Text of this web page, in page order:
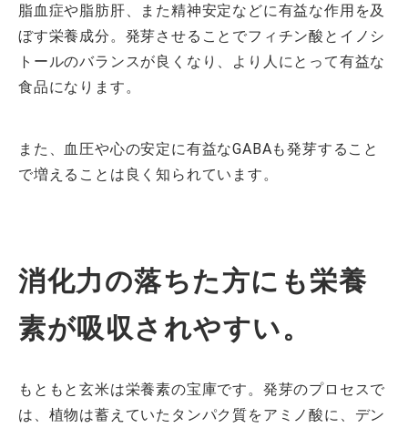
脂血症や脂肪肝、また精神安定などに有益な作用を及
ぼす栄養成分。発芽させることでフィチン酸とイノシ
トールのバランスが良くなり、より人にとって有益な
食品になります。
また、血圧や心の安定に有益なGABAも発芽すること
で増えることは良く知られています。
消化力の落ちた方にも栄養
素が吸収されやすい。
もともと玄米は栄養素の宝庫です。発芽のプロセスで
は、植物は蓄えていたタンパク質をアミノ酸に、デン